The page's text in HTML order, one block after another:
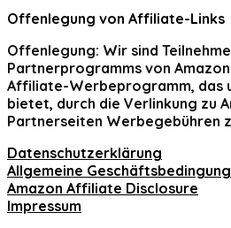
Offenlegung von Affiliate-Links
Offenlegung: Wir sind
Partnerprogramms von Amazon
Affiliate-Werbeprogramm, das
bietet, durch die Verlinkung zu
Partnerseiten Werbegebühren
Datenschutzerklärung
Allgemeine
Amazon Affiliate Disclosure
Impressum